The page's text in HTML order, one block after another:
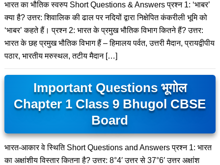
भारत का भौतिक स्वरुप Short Questions & Answers प्रश्न 1: ‘भाबर’
क्या है? उत्तर: शिवालिक की ढाल पर नदियों द्वारा निक्षेपित कंकरीली भूमि को
‘भाबर’ कहते हैं। प्रश्न 2: भारत के प्रमुख भौतिक विभाग कितने हैं? उत्तर:
भारत के छह प्रमुख भौतिक विभाग हैं – हिमालय पर्वत, उत्तरी मैदान, प्रायद्वीपीय
पठार, भारतीय मरुस्थल, तटीय मैदान […]
Important Questions भूगोल
Chapter 1 Class 9 Bhugol CBSE
Board
भारत-आकार वे स्थिति Short Questions and Answers प्रश्न 1: भारत
का अक्षांशीय विस्तार कितना है? उत्तर: 8°4′ उत्तर से 37°6′ उत्तर अक्षांश